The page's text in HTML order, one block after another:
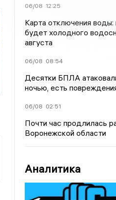
06/08 12:25
Карта отключения
будет холодного
августа
06/08 08:54
Десятки БПЛА
ночью, есть
06/08 02:51
Почти час продлилась
Воронежской области
Аналитика